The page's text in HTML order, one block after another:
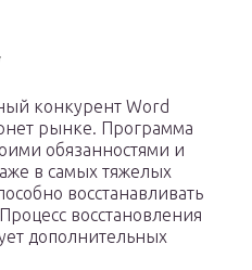
конкурент Word
рынке. Программа
обязанностями и
в самых тяжелых
восстанавливать
восстановления
дополнительных